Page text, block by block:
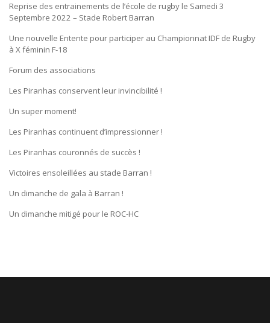
Reprise des entrainements de l’école de rugby le Samedi 3
Septembre 2022 – Stade Robert Barran
Une nouvelle Entente pour participer au Championnat IDF de Rugby
à X féminin F-18
Forum des associations
Les Piranhas conservent leur invincibilité !
Un super moment!
Les Piranhas continuent d’impressionner !
Les Piranhas couronnés de succès !
Victoires ensoleillées au stade Barran !
Un dimanche de gala à Barran !
Un dimanche mitigé pour le ROC-HC